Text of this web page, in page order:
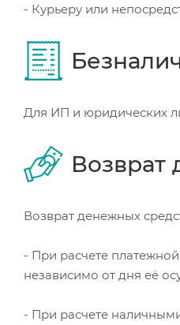
- Курьеру или
Для ИП и юридических
Возврат
Возврат денежных
- При расчете
независимо от дня её
- При расчете